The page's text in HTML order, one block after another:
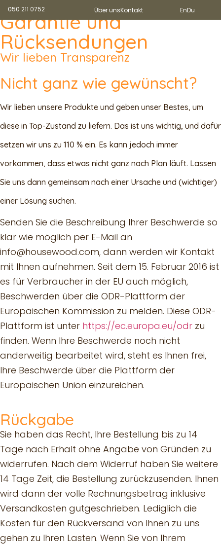
050 211 0752 Über unsKontakt EnDu
Garantie und
Rücksendungen
Wir lieben Transparenz
Nicht ganz wie gewünscht?
Wir lieben unsere Produkte und geben unser Bestes, um
diese in Top-Zustand zu liefern. Das ist uns wichtig, und dafür
setzen wir uns zu 110 % ein. Es kann jedoch immer
vorkommen, dass etwas nicht ganz nach Plan läuft. Lassen
Sie uns dann gemeinsam nach einer Ursache und (wichtiger)
einer Lösung suchen.
Senden Sie die Beschreibung Ihrer Beschwerde so
klar wie möglich per E-Mail an
info@housewood.com, dann werden wir Kontakt
mit Ihnen aufnehmen. Seit dem 15. Februar 2016 ist
es für Verbraucher in der EU auch möglich,
Beschwerden über die ODR-Plattform der
Europäischen Kommission zu melden. Diese ODR-
Plattform ist unter https://ec.europa.eu/odr zu
finden. Wenn Ihre Beschwerde noch nicht
anderweitig bearbeitet wird, steht es Ihnen frei,
Ihre Beschwerde über die Plattform der
Europäischen Union einzureichen.
Rückgabe
Sie haben das Recht, Ihre Bestellung bis zu 14
Tage nach Erhalt ohne Angabe von Gründen zu
widerrufen. Nach dem Widerruf haben Sie weitere
14 Tage Zeit, die Bestellung zurückzusenden. Ihnen
wird dann der volle Rechnungsbetrag inklusive
Versandkosten gutgeschrieben. Lediglich die
Kosten für den Rückversand von Ihnen zu uns
gehen zu Ihren Lasten. Wenn Sie von Ihrem